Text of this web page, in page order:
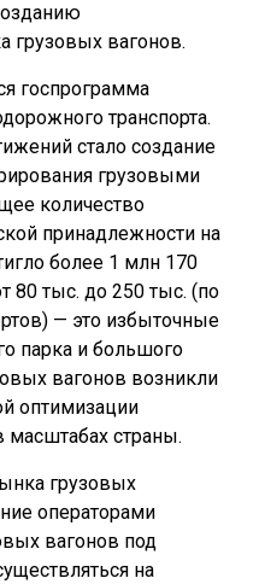
грузовых вагонов.
госпрограмма
транспорта.
стало создание
грузовыми
количество
принадлежности на
более 1 млн 170
80 тыс. до 250 тыс. (по
— это избыточные
парка и большого
вагонов возникли
оптимизации
масштабах страны.
грузовых
операторами
вагонов под
на